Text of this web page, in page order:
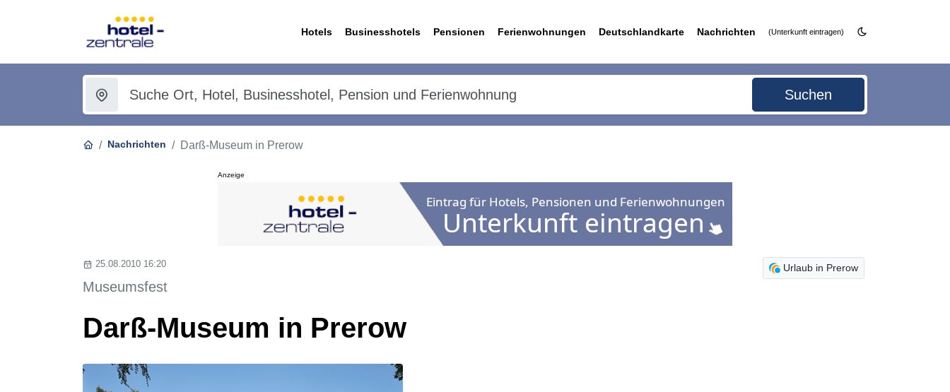
Hotels Businesshotels Pensionen Ferienwohnungen Deutschlandkarte Nachrichten (Unterkunft eintragen)
Suchen
Nachrichten Darß-Museum in Prerow
Anzeige
Urlaub in Prerow
25.08.2010 16:20
Museumsfest
Darß-Museum in Prerow